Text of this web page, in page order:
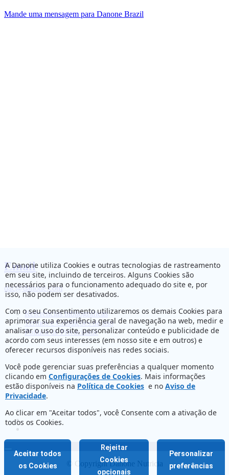
Mande uma mensagem para Danone Brazil
Email
dac@danone.com
Referências bibliográficas
Termos e Condições de uso
Política de Privacidade
© Copyright Danone Nutricia
A Danone utiliza Cookies e outras tecnologias de rastreamento
em seu site, incluindo de terceiros. Alguns Cookies são
necessários para o funcionamento adequado do site e, por
isso, não podem ser desativados.
Com o seu Consentimento utilizaremos os demais Cookies para
aprimorar sua experiência geral de navegação na web, medir e
analisar o uso do site, personalizar conteúdo e publicidade de
acordo com seus interesses (em nosso site e em outros) e
oferecer recursos disponíveis nas redes sociais.
Você pode gerenciar suas preferências a qualquer momento
clicando em Configurações de Cookies. Mais informações
estão disponíveis na Política de Cookies e no Aviso de
Privacidade.
Ao clicar em "Aceitar todos", você Consente com a ativação de
todos os Cookies.
Aceitar todos
os Cookies
Rejeitar
Cookies
opcionais
Personalizar
preferências